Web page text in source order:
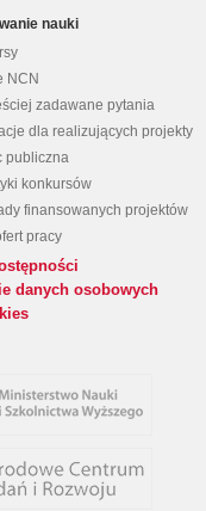
nauki
NCN
zadawane pytania
dla realizujących projekty
publiczna
konkursów
finansowanych projektów
pracy
danych osobowych